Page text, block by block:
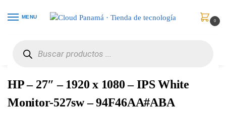
MENU
0
HP – 27″ – 1920 x 1080 – IPS White
Monitor-527sw – 94F46AA#ABA